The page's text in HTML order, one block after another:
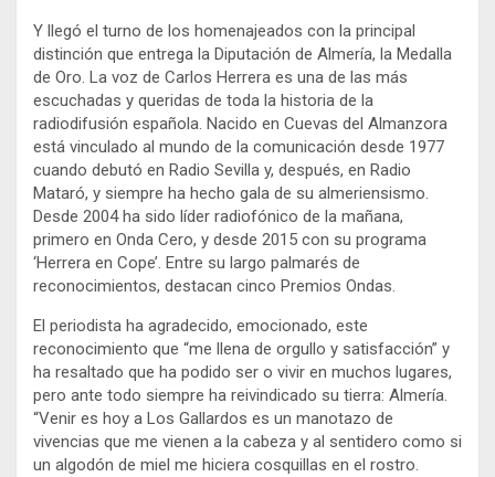
Y llegó el turno de los homenajeados con la principal
distinción que entrega la Diputación de Almería, la Medalla
de Oro. La voz de Carlos Herrera es una de las más
escuchadas y queridas de toda la historia de la
radiodifusión española. Nacido en Cuevas del Almanzora
está vinculado al mundo de la comunicación desde 1977
cuando debutó en Radio Sevilla y, después, en Radio
Mataró, y siempre ha hecho gala de su almeriensismo.
Desde 2004 ha sido líder radiofónico de la mañana,
primero en Onda Cero, y desde 2015 con su programa
‘Herrera en Cope’. Entre su largo palmarés de
reconocimientos, destacan cinco Premios Ondas.
El periodista ha agradecido, emocionado, este
reconocimiento que “me llena de orgullo y satisfacción” y
ha resaltado que ha podido ser o vivir en muchos lugares,
pero ante todo siempre ha reivindicado su tierra: Almería.
“Venir es hoy a Los Gallardos es un manotazo de
vivencias que me vienen a la cabeza y al sentidero como si
un algodón de miel me hiciera cosquillas en el rostro.